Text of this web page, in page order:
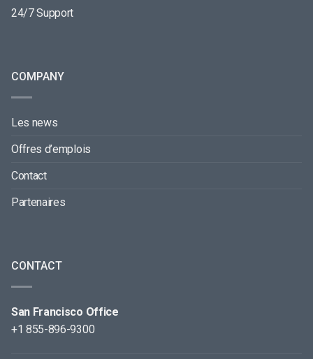
24/7 Support
COMPANY
Les news
Offres d’emplois
Contact
Partenaires
CONTACT
San Francisco Office
+1 855-896-9300